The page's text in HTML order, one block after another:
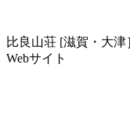
比良山荘 [滋賀・大
Webサイト